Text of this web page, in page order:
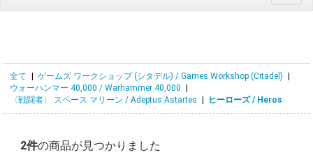
全て ゲームズ ワークショップ (シタデル) / Games Workshop (Citadel)
ウォーハンマー 40,000 / Warhammer 40,000
〈戦闘者〉 スペース マリーン / Adeptus Astartes
ヒーローズ / Heros
2件の商品が見つかりました